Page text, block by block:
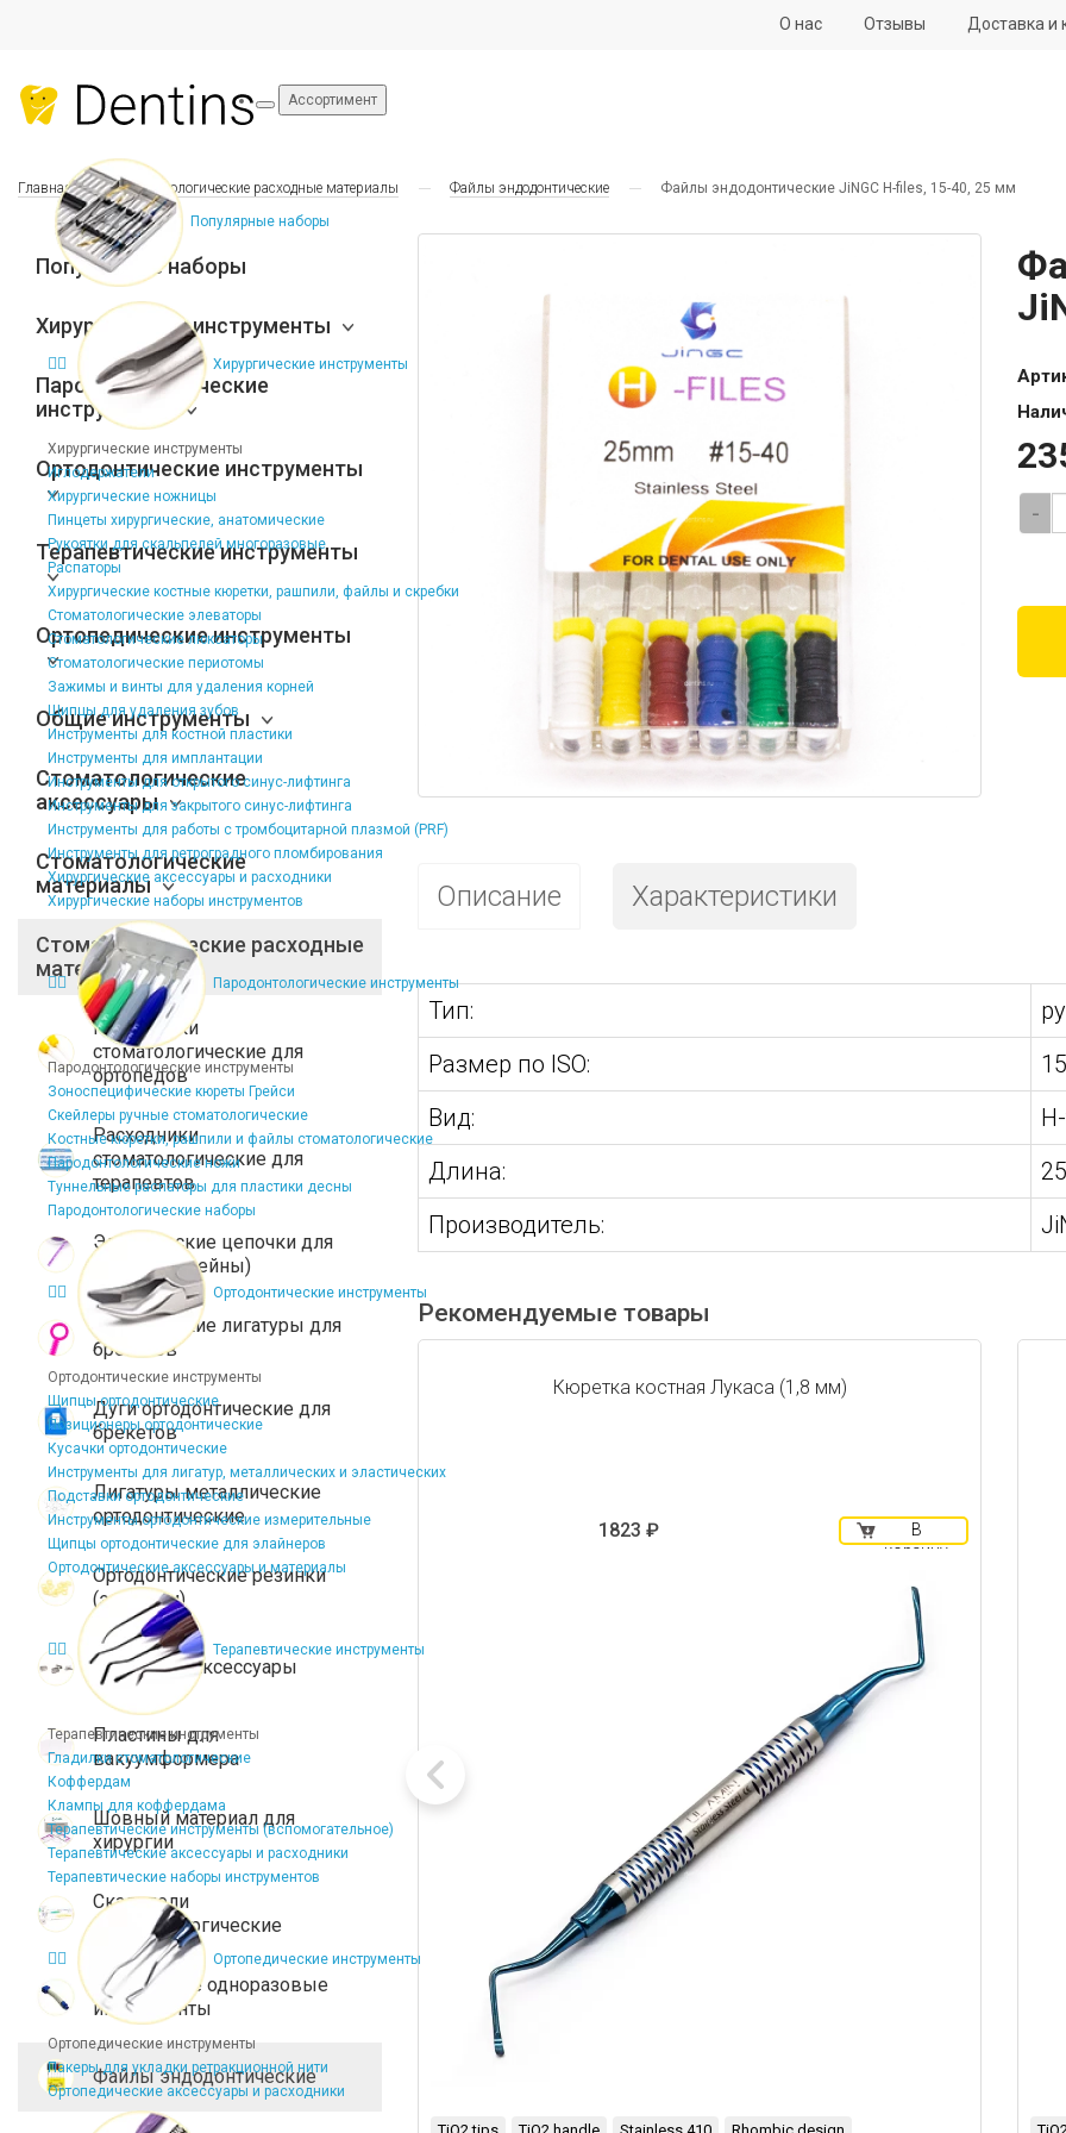
О нас Отзывы Доставка и
Ассортимент
Популярные наборы
Хирургические инструменты
Хирургические инструменты
Иглодержатели
Хирургические ножницы
Пинцеты хирургические, анатомические
Рукоятки для скальпелей многоразовые
Распаторы
Хирургические костные кюретки, рашпили, файлы и скребки
Стоматологические элеваторы
Стоматологические люксаторы
Стоматологические периотомы
Зажимы и винты для удаления корней
Щипцы для удаления зубов
Инструменты для костной пластики
Инструменты для имплантации
Инструменты для открытого синус-лифтинга
Инструменты для закрытого синус-лифтинга
Инструменты для работы с тромбоцитарной плазмой (PRF)
Инструменты для ретроградного пломбирования
Хирургические аксессуары и расходники
Хирургические наборы инструментов
Пародонтологические инструменты
Пародонтологические инструменты
Зоноспецифические кюреты Грейси
Скейлеры ручные стоматологические
Костные кюретки, рашпили и файлы стоматологические
Пародонтологические ножи
Туннельные распаторы для пластики десны
Пародонтологические наборы
Ортодонтические инструменты
Ортодонтические инструменты
Щипцы ортодонтические
Позиционеры ортодонтические
Кусачки ортодонтические
Инструменты для лигатур, металлических и эластических
Подставки ортодонтические
Инструменты ортодонтические измерительные
Щипцы ортодонтические для элайнеров
Ортодонтические аксессуары и материалы
Терапевтические инструменты
Терапевтические инструменты
Гладилки стоматологические
Коффердам
Клампы для коффердама
Терапевтические инструменты (вспомогательное)
Терапевтические аксессуары и расходники
Терапевтические наборы инструментов
Ортопедические инструменты
Ортопедические инструменты
Пакеры для укладки ретракционной нити
Ортопедические аксессуары и расходники
Главная Стоматологические расходные материалы Файлы эндодонтические Файлы эндодонтические JiNGC H-files, 15-40, 25 мм
Популярные наборы
Хирургические инструменты
Пародонтологические
инструменты
Ортодонтические инструменты
Терапевтические инструменты
Ортопедические инструменты
Общие инструменты
Стоматологические
аксессуары
Стоматологические
материалы
Стоматологические расходные
материалы
Расходники
стоматологические для
ортопедов
Расходники
стоматологические для
терапевтов
Эластические цепочки для
брекетов (чейны)
Эластические лигатуры для
брекетов
Дуги ортодонтические для
брекетов
Лигатуры металлические
ортодонтические
Ортодонтические резинки
(эластики)
Брекеты и аксессуары
Пластины для
вакуумформера
Шовный материал для
хирургии
Скальпели
микрохирургические
Стерильные одноразовые
инструменты
Файлы эндодонтические
-
Описание Характеристики
Тип:
Размер по ISO:
Вид:
Длина:
Производитель:
Рекомендуемые товары
Кюретка костная Лукаса (1,8 мм)
1823 ₽
В
корзину